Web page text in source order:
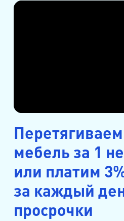
мебель за 1
или платим
за каждый
просрочки